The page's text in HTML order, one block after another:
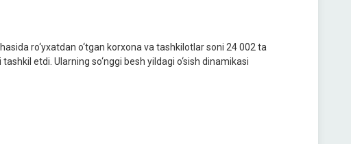
ro‘yxatdan o‘tgan korxona va tashkilotlar soni 24 002 ta
etdi. Ularning so‘nggi besh yildagi o‘sish dinamikasi